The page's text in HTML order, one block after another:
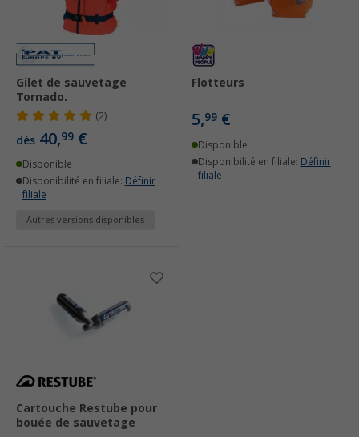
Gilet de sauvetage
Tornado.
(2)
dès 40,99 €
Disponible
Disponibilité en filiale: Définir
filiale
Autres versions disponibles
Flotteurs
5,99 €
Disponible
Disponibilité en filiale: Définir
filiale
Cartouche Restube pour
bouée de sauvetage